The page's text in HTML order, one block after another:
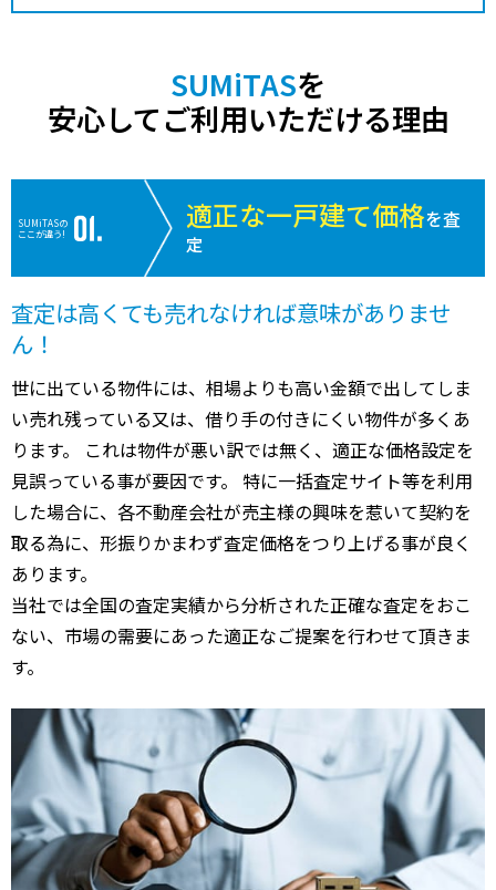
SUMiTASを
安心してご利用いただける理由
SUMiTASの
ここが違う!
適正な一戸建て価格を査
定
査定は高くても売れなければ意味がありませ
ん！
世に出ている物件には、相場よりも高い金額で出してしま
い売れ残っている又は、借り手の付きにくい物件が多くあ
ります。 これは物件が悪い訳では無く、適正な価格設定を
見誤っている事が要因です。 特に一括査定サイト等を利用
した場合に、各不動産会社が売主様の興味を惹いて契約を
取る為に、形振りかまわず査定価格をつり上げる事が良く
あります。
当社では全国の査定実績から分析された正確な査定をおこ
ない、市場の需要にあった適正なご提案を行わせて頂きま
す。